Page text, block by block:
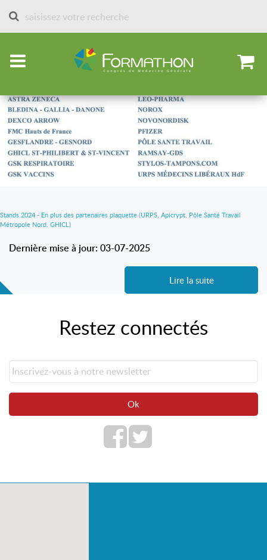
Accueil Partenaires et stands depuis 2013
Stands 2024 - En plus des partenaires plaquette (URPS, Apicrypt, Pôle Santé Travail
Métropole Nord, GHICL)
Dernière mise à jour: 03-07-2025
Lire la suite
Restez connectés